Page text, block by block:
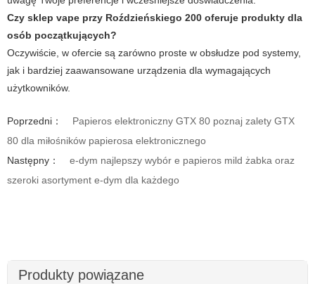
Czy sklep vape przy Roździeńskiego 200 oferuje produkty dla
osób początkujących?
Oczywiście, w ofercie są zarówno proste w obsłudze pod systemy,
jak i bardziej zaawansowane urządzenia dla wymagających
użytkowników.
Poprzedni：
Papieros elektroniczny GTX 80 poznaj zalety GTX
80 dla miłośników papierosa elektronicznego
Następny：
e-dym najlepszy wybór e papieros mild żabka oraz
szeroki asortyment e-dym dla każdego
Produkty powiązane